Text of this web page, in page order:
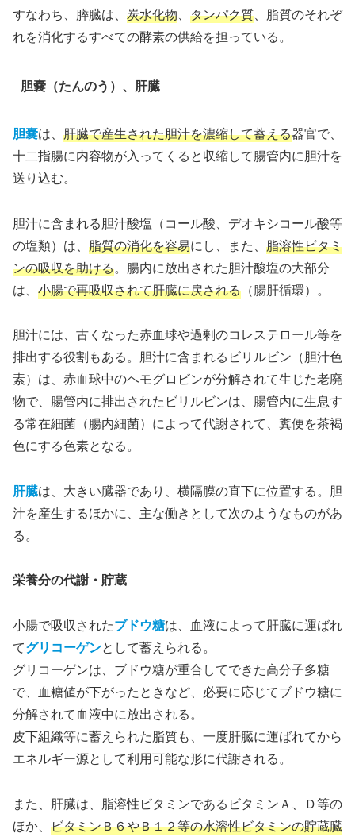
すなわち、膵臓は、 炭水化物、 タンパク質、脂質のそれぞ
れを消化するすべての酵素の供給を担っている。
胆嚢（たんのう）、肝臓
胆嚢は、 肝臓で産生された胆汁を濃縮して蓄える器官で、
十二指腸に内容物が入ってくると収縮して腸管内に胆汁を
送り込む。
胆汁に含まれる胆汁酸塩（コール酸、デオキシコール酸等
の塩類）は、 脂質の消化を容易にし、また、 脂溶性ビタミ
ンの吸収を助ける。腸内に放出された胆汁酸塩の大部分
は、 小腸で再吸収されて肝臓に戻される （腸肝循環）。
胆汁には、古くなった赤血球や過剰のコレステロール等を
排出する役割もある。胆汁に含まれるビリルビン（胆汁色
素）は、赤血球中のヘモグロビンが分解されて生じた老廃
物で、腸管内に排出されたビリルビンは、腸管内に生息す
る常在細菌（腸内細菌）によって代謝されて、糞便を茶褐
色にする色素となる。
肝臓は、大きい臓器であり、横隔膜の直下に位置する。胆
汁を産生するほかに、主な働きとして次のようなものがあ
る。
栄養分の代謝・貯蔵
小腸で吸収されたブドウ糖は、血液によって肝臓に運ばれ
てグリコーゲンとして蓄えられる。
グリコーゲンは、ブドウ糖が重合してできた高分子多糖
で、血糖値が下がったときなど、必要に応じてブドウ糖に
分解されて血液中に放出される。
皮下組織等に蓄えられた脂質も、一度肝臓に運ばれてから
エネルギー源として利用可能な形に代謝される。
また、肝臓は、脂溶性ビタミンであるビタミンＡ、Ｄ等の
ほか、 ビタミンＢ６やＢ１２等の水溶性ビタミンの貯蔵臓